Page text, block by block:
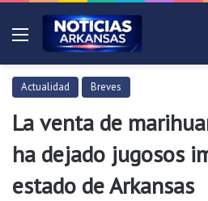
Menú
Actualidad Breves
La venta de
ha dejado jugosos
estado de Arkansas